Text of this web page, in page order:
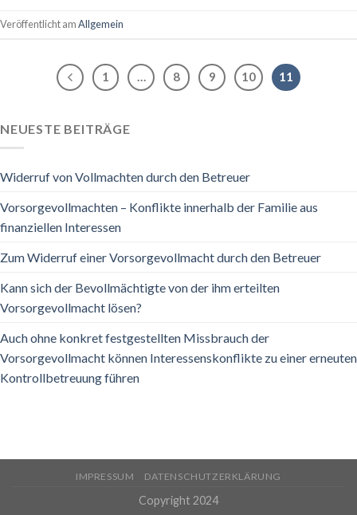
Veröffentlicht amAllgemein
1 … 8 9 10 11
NEUESTE BEITRÄGE
Widerruf von Vollmachten durch den Betreuer
Vorsorgevollmachten – Konflikte innerhalb der Familie aus
finanziellen Interessen
Zum Widerruf einer Vorsorgevollmacht durch den Betreuer
Kann sich der Bevollmächtigte von der ihm erteilten
Vorsorgevollmacht lösen?
Auch ohne konkret festgestellten Missbrauch der
Vorsorgevollmacht können Interessenskonflikte zu einer erneuten
Kontrollbetreuung führen
IMPRESSUM DATENSCHUTZERKLÄRUNG
Copyright 2024